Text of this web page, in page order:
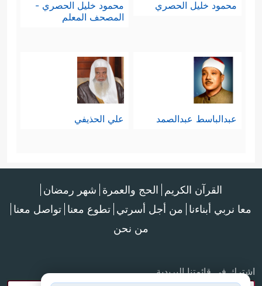
محمود خليل الحصري
محمود خليل الحصري -
المصحف المعلم
عبدالباسط عبدالصمد علي الحذيفي
القرآن الكريم الحج والعمرة شهر رمضان
معا نربي أبناءنا من أجل أسرتي تطوع معنا تواصل معنا
من نحن
اشترك في قائمتنا البريدية